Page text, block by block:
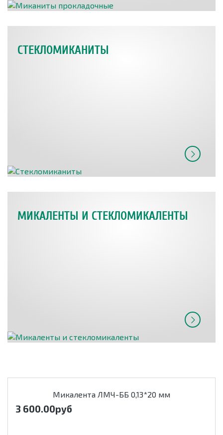
СТЕКЛОМИКАНИТЫ
МИКАЛЕНТЫ И СТЕКЛОМИКАЛЕНТЫ
Микалента ЛМЧ-ББ 0,13*20 мм
3 600.00руб